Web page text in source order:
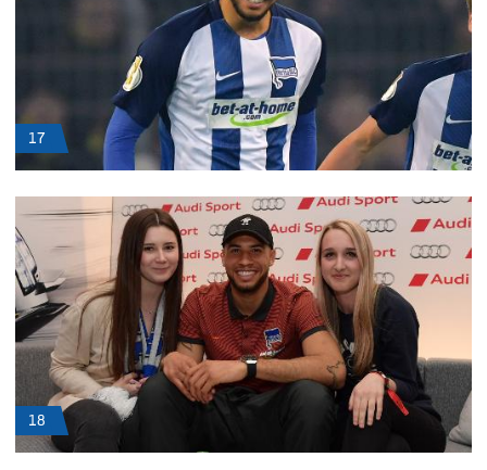
17
18